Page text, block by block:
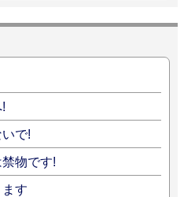
で!
物です!
す